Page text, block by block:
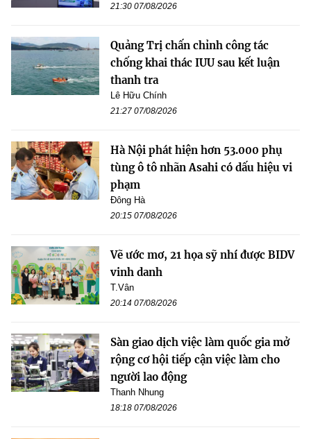
21:30 07/08/2026
Quảng Trị chấn chỉnh công tác
chống khai thác IUU sau kết luận
thanh tra
Lê Hữu Chính
21:27 07/08/2026
Hà Nội phát hiện hơn 53.000 phụ
tùng ô tô nhãn Asahi có dấu hiệu vi
phạm
Đông Hà
20:15 07/08/2026
Vẽ ước mơ, 21 họa sỹ nhí được BIDV
vinh danh
T.Vân
20:14 07/08/2026
Sàn giao dịch việc làm quốc gia mở
rộng cơ hội tiếp cận việc làm cho
người lao động
Thanh Nhung
18:18 07/08/2026